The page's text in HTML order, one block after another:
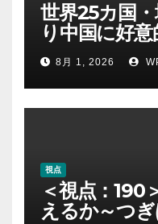
世界25カ国
り中国に好
めて多数派に
8月 1, 2026
視点
＜視点：190
えるか～つ